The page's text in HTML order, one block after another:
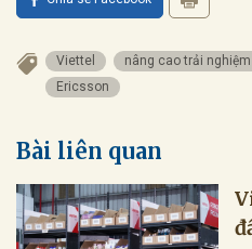
Viettel nâng cao trải
Ericsson
Bài liên quan